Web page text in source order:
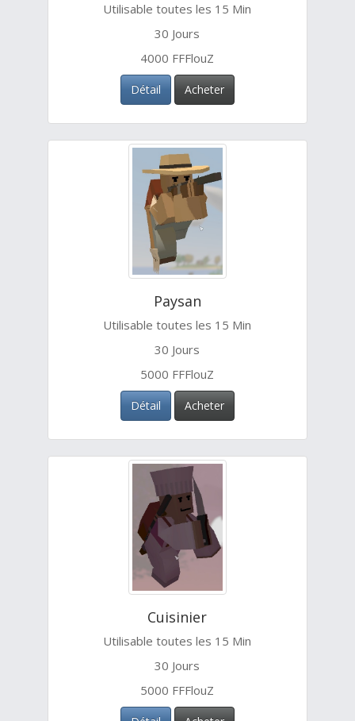
Utilisable toutes les 15 Min
30 Jours
4000 FFFlouZ
Détail Acheter
Paysan
Utilisable toutes les 15 Min
30 Jours
5000 FFFlouZ
Détail Acheter
Cuisinier
Utilisable toutes les 15 Min
30 Jours
5000 FFFlouZ